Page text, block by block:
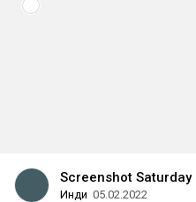
Screenshot Saturday
Инди 05.02.2022